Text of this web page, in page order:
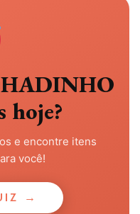
hoje?
e encontre itens
você!
→